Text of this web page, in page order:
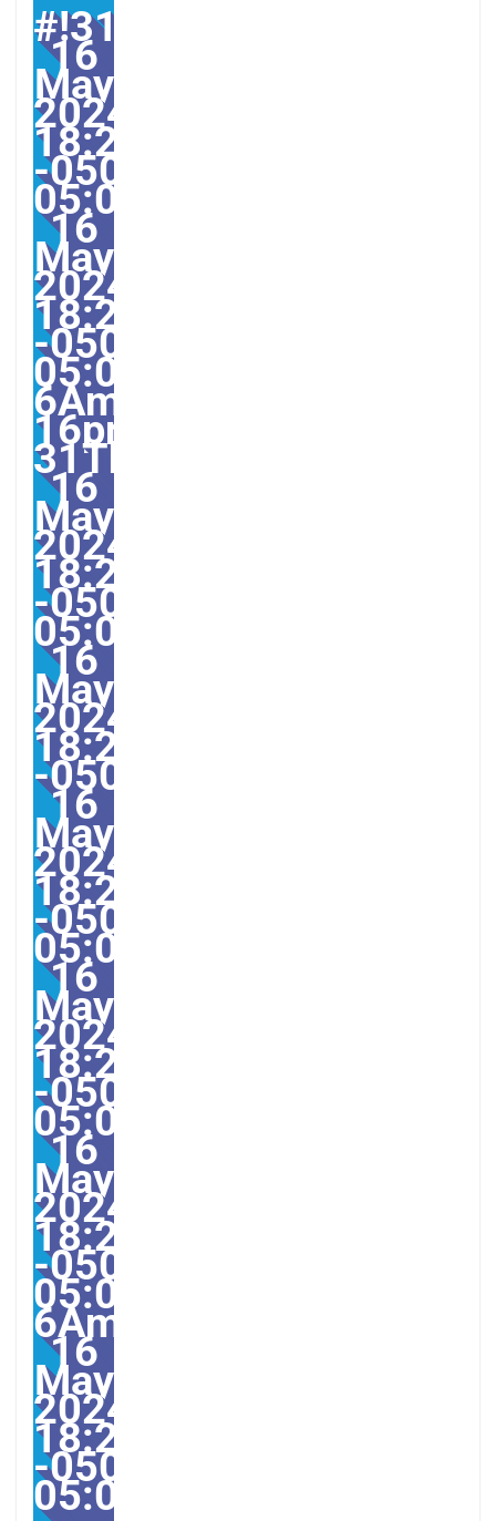
#!31Thu,
16
May
2024
18:26:00
-0500-
05:000031#31Thu,
16
May
2024
18:26:00
-0500-
05:00-
6America/
16pm31pm-
31Thu,
16
May
2024
18:26:00
-0500-
05:006America/
16
May
2024
18:26:00
-
16
May
2024
18:26:00
-0500-
05:00America/
16
May
2024
18:26:00
-0500-
05:000031#/31Thu,
16
May
2024
18:26:00
-0500-
05:00-
6America/
16
May
2024
18:26:00
-0500-
05:00America/